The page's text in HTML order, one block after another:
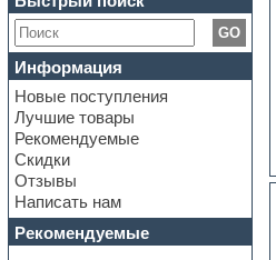
Cinematic samples
Club bass
Club leads
Club sounds
Construction kits
Convolution
Cubase
Dance drums
Dance music production
tutorials
DAW
Disco samples
GO
Информация
Новые поступления
Лучшие товары
Рекомендуемые
Скидки
Отзывы
Написать нам
Рекомендуемые